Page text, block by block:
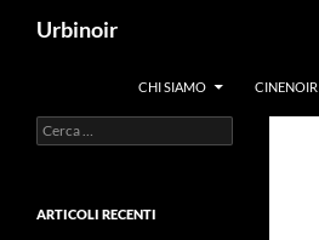
Urbinoir
CHI SIAMO CINENOIR
Ricerca
per:
ARTICOLI RECENTI